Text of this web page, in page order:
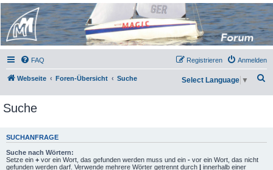
Micro Magic Forum
Deutschland
FAQ Anmelden
Registrieren
Webseite Foren-Übersicht Suche Select Language ▼
Suche
SUCHANFRAGE
Suche nach Wörtern:
Setze ein + vor ein Wort, das gefunden werden muss und ein - vor ein Wort, das nicht
gefunden werden darf. Verwende mehrere Wörter getrennt durch | innerhalb einer